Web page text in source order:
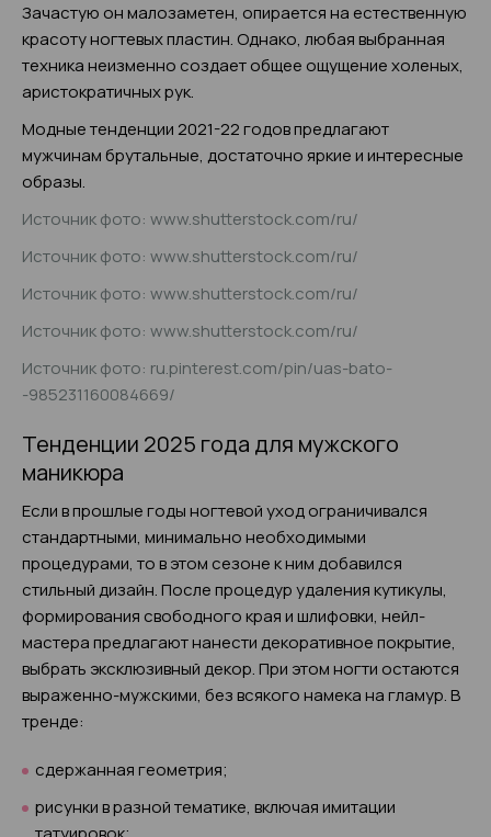
Зачастую он малозаметен, опирается на естественную
красоту ногтевых пластин. Однако, любая выбранная
техника неизменно создает общее ощущение холеных,
аристократичных рук.
Модные тенденции 2021-22 годов предлагают
мужчинам брутальные, достаточно яркие и интересные
образы.
Источник фото: www.shutterstock.com/ru/
Источник фото: www.shutterstock.com/ru/
Источник фото: www.shutterstock.com/ru/
Источник фото: www.shutterstock.com/ru/
Источник фото: ru.pinterest.com/pin/uas-bato-
-985231160084669/
Тенденции 2025 года для мужского
маникюра
Если в прошлые годы ногтевой уход ограничивался
стандартными, минимально необходимыми
процедурами, то в этом сезоне к ним добавился
стильный дизайн. После процедур удаления кутикулы,
формирования свободного края и шлифовки, нейл-
мастера предлагают нанести декоративное покрытие,
выбрать эксклюзивный декор. При этом ногти остаются
выраженно-мужскими, без всякого намека на гламур. В
тренде:
сдержанная геометрия;
рисунки в разной тематике, включая имитации